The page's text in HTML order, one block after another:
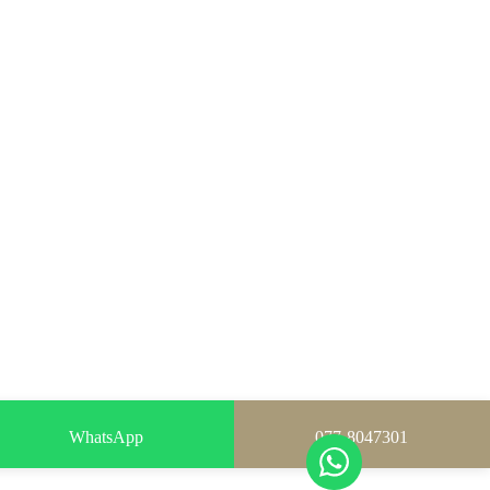
077-8047301
WhatsApp